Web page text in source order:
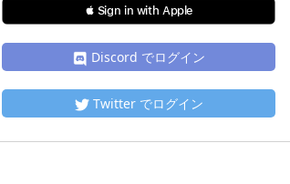
 Sign in with Apple
Discord でログイン
Twitter でログイン